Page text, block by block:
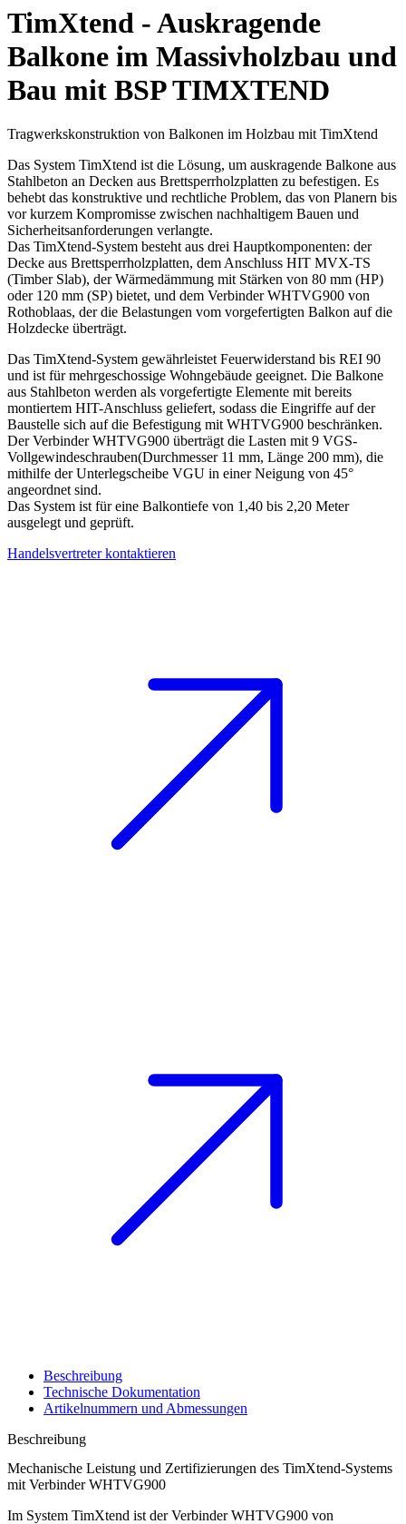
TimXtend - Auskragende
Balkone im Massivholzbau und
Bau mit BSPTIMXTEND
Tragwerkskonstruktion von Balkonen im Holzbau mit TimXtend
Das System TimXtend ist die Lösung, um auskragende Balkone aus
Stahlbeton an Decken aus Brettsperrholzplatten zu befestigen. Es
behebt das konstruktive und rechtliche Problem, das von Planern bis
vor kurzem Kompromisse zwischen nachhaltigem Bauen und
Sicherheitsanforderungen verlangte.
Das TimXtend-System besteht aus drei Hauptkomponenten: der
Decke aus Brettsperrholzplatten, dem Anschluss HIT MVX-TS
(Timber Slab), der Wärmedämmung mit Stärken von 80 mm (HP)
oder 120 mm (SP) bietet, und dem VerbinderWHTVG900 von
Rothoblaas, der die Belastungen vom vorgefertigten Balkon auf die
Holzdecke überträgt.
Das TimXtend-System gewährleistet Feuerwiderstand bis REI 90
und ist für mehrgeschossige Wohngebäude geeignet. Die Balkone
aus Stahlbeton werden als vorgefertigte Elemente mit bereits
montiertem HIT-Anschluss geliefert, sodass die Eingriffe auf der
Baustelle sich auf die Befestigung mit WHTVG900 beschränken.
DerVerbinder WHTVG900 überträgt die Lasten mit 9 VGS-
Vollgewindeschrauben(Durchmesser 11 mm, Länge 200 mm), die
mithilfe der Unterlegscheibe VGU in einer Neigung von 45°
angeordnet sind.
Das System istfür eine Balkontiefe von 1,40 bis 2,20 Meter
ausgelegt und geprüft.
Handelsvertreter kontaktieren
Beschreibung
Technische Dokumentation
Artikelnummern und Abmessungen
Beschreibung
Mechanische Leistung und Zertifizierungen des TimXtend-Systems
mit Verbinder WHTVG900
Im System TimXtend ist der Verbinder WHTVG900 von